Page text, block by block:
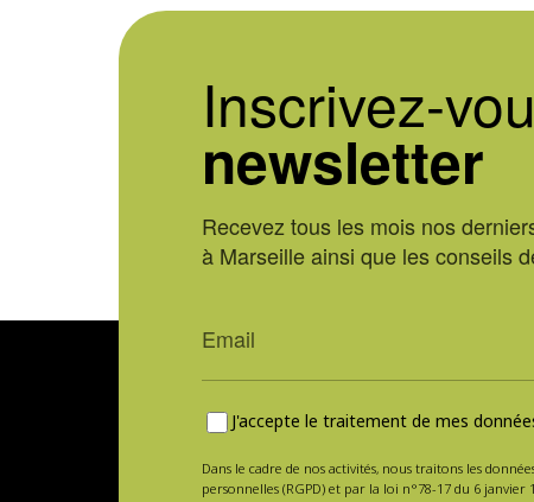
Inscrivez-
newsletter
Recevez tous les mois nos
à Marseille ainsi que les conseils
J'accepte le traitement de mes
Dans le cadre de nos activités, nous traitons les
personnelles (RGPD) et par la loi n°78-17 du 6